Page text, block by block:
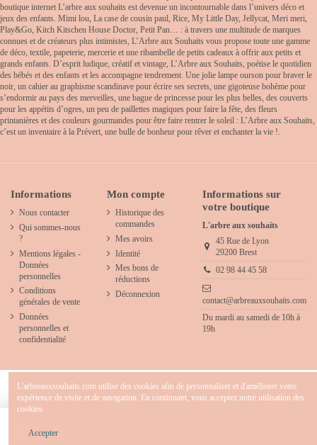
boutique internet L’arbre aux souhaits est devenue un incontournable dans l’univers déco et
jeux des enfants. Mimi lou, La case de cousin paul, Rice, My Little Day, Jellycat, Meri meri,
Play&Go, Kitch Kitschen House Doctor, Petit Pan… : à travers une multitude de marques
connues et de créateurs plus intimistes, L’Arbre aux Souhaits vous propose toute une gamme
de déco, textile, papeterie, mercerie et une ribambelle de petits cadeaux à offrir aux petits et
grands enfants. D’esprit ludique, créatif et vintage, L’Arbre aux Souhaits, poétise le quotidien
des bébés et des enfants et les accompagne tendrement. Une jolie lampe ourson pour braver le
noir, un cahier au graphisme scandinave pour écrire ses secrets, une gigoteuse bohème pour
s’endormir au pays des merveilles, une bague de princesse pour les plus belles, des couverts
pour les appétits d’ogres, un peu de paillettes magiques pour faire la fête, des fleurs
printanières et des couleurs gourmandes pour être faire rentrer le soleil : L’Arbre aux Souhaits,
c’est un inventaire à la Prévert, une bulle de bonheur pour rêver et enchanter la vie !.
Informations
Nous contacter
Qui sommes-nous
?
Mentions légales -
Données
personnelles
Conditions
générales de vente
Données
personnelles et
confidentialité
Mon compte
Historique des
commandes
Mes avoirs
Identité
Mes bons de
réductions
Déconnexion
Informations sur
votre boutique
L'arbre aux souhaits
45 Rue de Lyon
29200 Brest
02 98 44 45 58
contact@arbreauxsouhaits.com
Du mardi au samedi de 10h à
19h
L'arbreauxsouhaits.com utilise des cookies afin de personnaliser et d'améliorer votre
expérience de visite et de navigation. En continuant, vous acceptez notre utilisation des
cookies.
Accepter